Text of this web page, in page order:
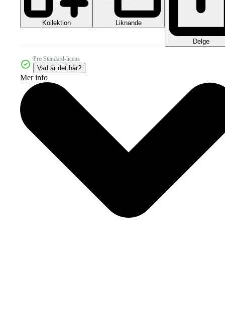
Kollektion Liknande
Delge
Pro Standard-licens
Vad är det här?
Mer info